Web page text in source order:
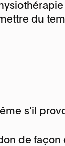
du
s’il
de